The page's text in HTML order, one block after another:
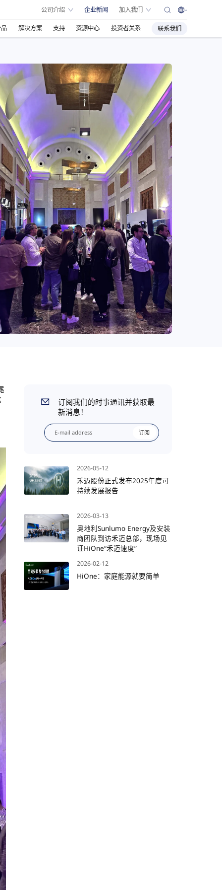
公司介绍 企业新闻 加入我们
解决方案 支持 资源中心 投资者关系 联系我们
订阅我们的时事通讯并获取最
新消息！
订阅
2026-05-12
禾迈股份正式发布2025年度可
持续发展报告
2026-03-13
奥地利Sunlumo Energy及安装
商团队到访禾迈总部，现场见
证HiOne“禾迈速度”
2026-02-12
HiOne：家庭能源就要简单